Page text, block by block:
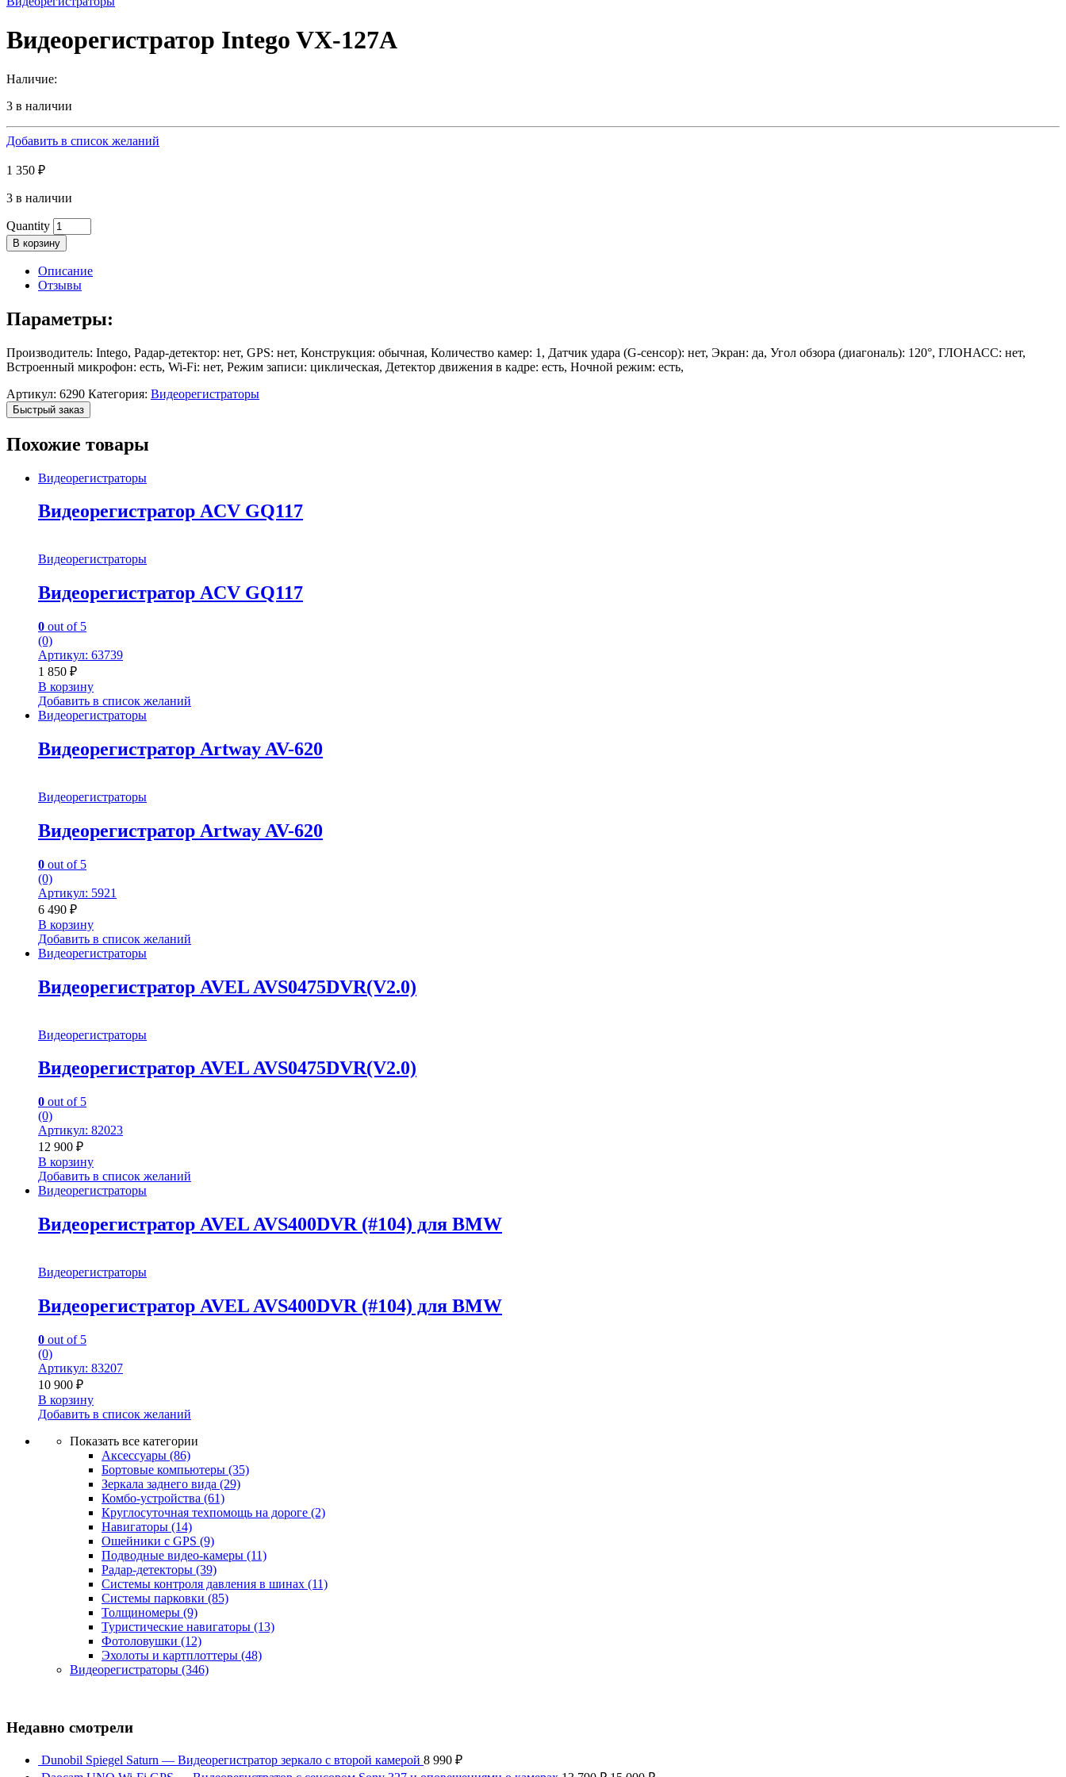
Видеорегистратор Intego VX-127A
Наличие:
3 в наличии
Добавить в список желаний
1 350 ₽
3 в наличии
Quantity
В корзину
Описание
Отзывы
Параметры:
Производитель: Intego, Радар-детектор: нет, GPS: нет, Конструкция: обычная, Количество камер: 1, Датчик удара (G-сенсор): нет, Экран: да, Угол обзора (диагональ): 120°, ГЛОНАСС: нет,
Встроенный микрофон: есть, Wi-Fi: нет, Режим записи: циклическая, Детектор движения в кадре: есть, Ночной режим: есть,
Артикул: 6290 Категория: Видеорегистраторы
Быстрый заказ
Похожие товары
Видеорегистраторы
Видеорегистратор ACV GQ117
Видеорегистраторы
Видеорегистратор ACV GQ117
0 out of 5
(0)
Артикул: 63739
1 850 ₽
В корзину
Добавить в список желаний
Видеорегистраторы
Видеорегистратор Artway AV-620
Видеорегистраторы
Видеорегистратор Artway AV-620
0 out of 5
(0)
Артикул: 5921
6 490 ₽
В корзину
Добавить в список желаний
Видеорегистраторы
Видеорегистратор AVEL AVS0475DVR(V2.0)
Видеорегистраторы
Видеорегистратор AVEL AVS0475DVR(V2.0)
0 out of 5
(0)
Артикул: 82023
12 900 ₽
В корзину
Добавить в список желаний
Видеорегистраторы
Видеорегистратор AVEL AVS400DVR (#104) для BMW
Видеорегистраторы
Видеорегистратор AVEL AVS400DVR (#104) для BMW
0 out of 5
(0)
Артикул: 83207
10 900 ₽
В корзину
Добавить в список желаний
Показать все категории
Аксессуары (86)
Бортовые компьютеры (35)
Зеркала заднего вида (29)
Комбо-устройства (61)
Круглосуточная техпомощь на дороге (2)
Навигаторы (14)
Ошейники с GPS (9)
Подводные видео-камеры (11)
Радар-детекторы (39)
Системы контроля давления в шинах (11)
Системы парковки (85)
Толщиномеры (9)
Туристические навигаторы (13)
Фотоловушки (12)
Эхолоты и картплоттеры (48)
Видеорегистраторы (346)
Недавно смотрели
Dunobil Spiegel Saturn — Видеорегистратор зеркало с второй камерой 8 990 ₽